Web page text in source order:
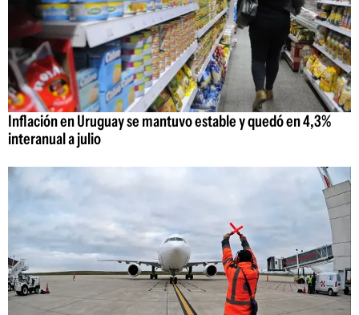
Inflación en Uruguay se mantuvo estable y quedó en 4,3%
interanual a julio